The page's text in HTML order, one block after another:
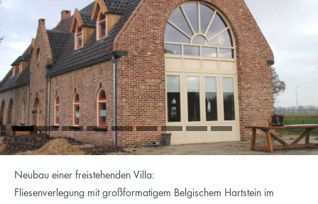
Neubau einer freistehenden Villa:
Fliesenverlegung mit großformatigem Belgischem Hartstein im